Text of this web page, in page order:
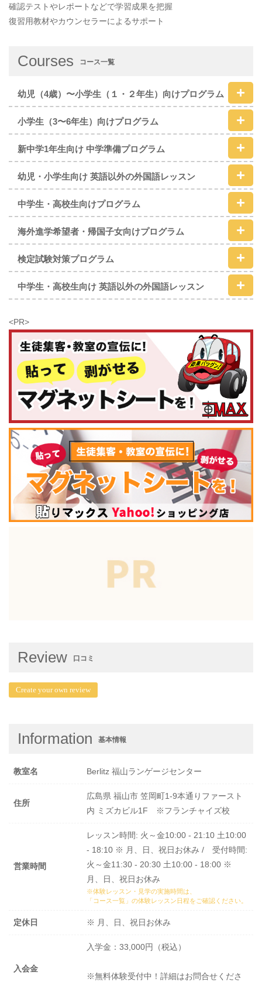
確認テストやレポートなどで学習成果を把握
復習用教材やカウンセラーによるサポート
Courses コース一覧
幼児（4歳）〜小学生（１・２年生）向けプログラム
小学生（3〜6年生）向けプログラム
新中学1年生向け 中学準備プログラム
幼児・小学生向け 英語以外の外国語レッスン
中学生・高校生向けプログラム
海外進学希望者・帰国子女向けプログラム
検定試験対策プログラム
中学生・高校生向け 英語以外の外国語レッスン
<PR>
Review 口コミ
Create your own review
Information 基本情報
教室名 Berlitz 福山ランゲージセンター
住所
広島県 福山市 笠岡町1-9本通りファースト
内 ミズカビル1F ※フランチャイズ校
営業時間
レッスン時間: 火～金10:00 - 21:10 土10:00
- 18:10 ※ 月、日、祝日お休み / 受付時間:
火～金11:30 - 20:30 土10:00 - 18:00 ※
月、日、祝日お休み
※体験レッスン・見学の実施時間は、
「コース一覧」の体験レッスン日程をご確認ください。
定休日 ※ 月、日、祝日お休み
入会金
入学金：33,000円（税込）
※無料体験受付中！詳細はお問合せくださ